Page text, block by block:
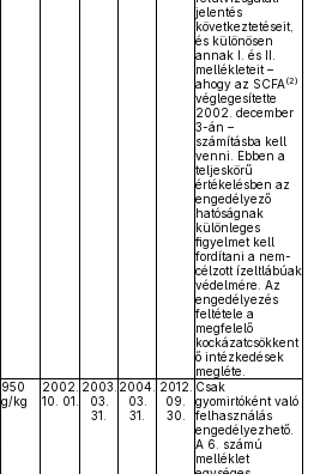
jelentés
következtetéseit,
és különösen
annak I. és II.
mellékleteit –
ahogy az SCFA(2)
véglegesítette
2002. december
3-án –
számításba kell
venni. Ebben a
teljeskörű
értékelésben az
engedélyező
hatóságnak
különleges
figyelmet kell
fordítani a nem-
célzott ízeltlábúak
védelmére. Az
engedélyezés
feltétele a
megfelelő
kockázatcsökkent
ő intézkedések
megléte.
950
g/kg
2002.
10. 01.
2003.
03.
31.
2004.
03.
31.
2012.
09.
30.
Csak
gyomirtóként való
felhasználás
engedélyezhető.
A 6. számú
melléklet